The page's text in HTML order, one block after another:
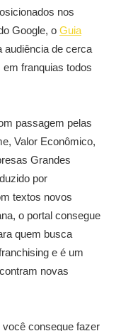
nos
Google, o Guia
audiência de cerca
franquias todos
passagem pelas
Valor Econômico,
Grandes
por
textos novos
o portal consegue
quem busca
e é um
novas
consegue fazer